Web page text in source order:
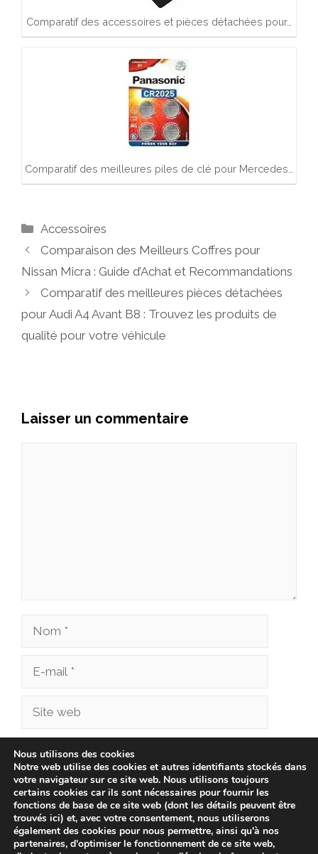
Comparatif des accessoires et pièces détachées pour…
Comparatif des meilleures piles de clé pour Mercedes…
Catégories
Accessoires
Comparaison des Meilleurs Coffres pour
Nissan Micra : Guide d’Achat et Recommandations
Comparatif des meilleures pièces détachées
pour Audi A4 Avant B8 : Trouvez les produits de
qualité pour votre véhicule
Laisser un commentaire
Nom
Site
Enregistrer mon nom, mon e-mail et mon site
dans le navigateur pour mon prochain
commentaire.
Nous utilisons des cookies
Notre web utilise des cookies et autres identifiants stockés dans
votre navigateur sur ce site web. Nous utilisons toujours
certains cookies car ils sont nécessaires pour fournir les
fonctions de base de ce site web (dont les détails peuvent être
trouvés ici) et, avec votre consentement, nous utiliserons
également des cookies pour nous permettre, ainsi qu'à nos
partenaires, d'optimiser le fonctionnement de ce site web,